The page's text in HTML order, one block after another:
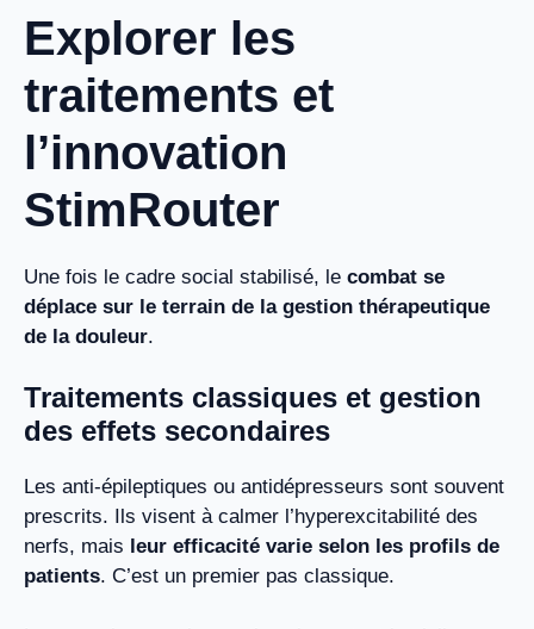
Explorer les
traitements et
l’innovation
StimRouter
Une fois le cadre social stabilisé, le combat se
déplace sur le terrain de la gestion thérapeutique
de la douleur.
Traitements classiques et gestion
des effets secondaires
Les anti-épileptiques ou antidépresseurs sont souvent
prescrits. Ils visent à calmer l’hyperexcitabilité des
nerfs, mais leur efficacité varie selon les profils de
patients. C’est un premier pas classique.